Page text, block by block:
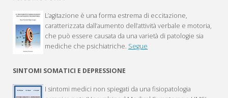
L’agitazione è una forma estrema di eccitazione,
caratterizzata dall’aumento dell’attività verbale e motoria,
che può essere causata da una varietà di patologie sia
mediche che psichiatriche. Segue
SINTOMI SOMATICI E DEPRESSIONE
I sintomi medici non spiegati da una fisiopatologia